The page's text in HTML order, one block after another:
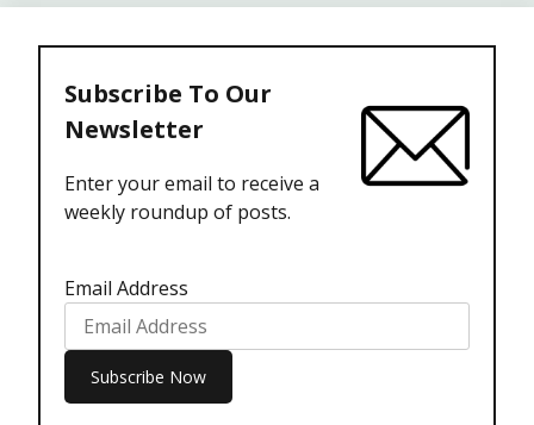
Subscribe To Our
Newsletter
Enter your email to receive a
weekly roundup of posts.
Email Address